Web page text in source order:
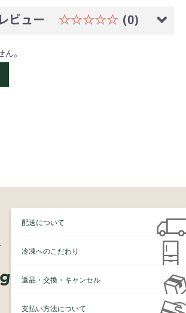
ビュー ☆☆☆☆☆ (0)
ん。
配送について
冷凍へのこだわり
返品・交換・キャンセル
支払い方法について